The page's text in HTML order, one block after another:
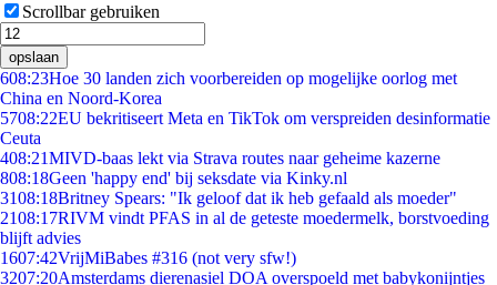
Scrollbar gebruiken
opslaan
608:23Hoe 30 landen zich voorbereiden op mogelijke oorlog met
China en Noord-Korea
5708:22EU bekritiseert Meta en TikTok om verspreiden desinformatie
Ceuta
408:21MIVD-baas lekt via Strava routes naar geheime kazerne
808:18Geen 'happy end' bij seksdate via Kinky.nl
3108:18Britney Spears: "Ik geloof dat ik heb gefaald als moeder"
2108:17RIVM vindt PFAS in al de geteste moedermelk, borstvoeding
blijft advies
1607:42VrijMiBabes #316 (not very sfw!)
3207:20Amsterdams dierenasiel DOA overspoeld met babykonijntjes